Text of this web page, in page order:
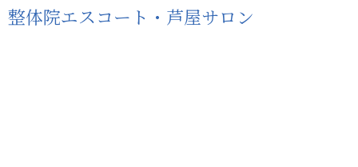
整体院エスコート・芦屋サロン